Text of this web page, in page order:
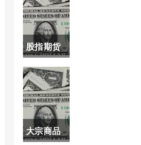
码为f)
时价格(郑
商所棉花
期货合约)
股指期货
为啥没有
消息(股指
期货还会
放开吗)
大宗商品